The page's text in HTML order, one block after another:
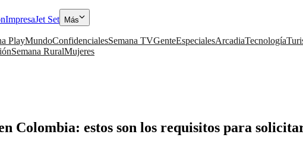
ImpresaJet Set Más
PlayMundoConfidencialesSemana TVGenteEspecialesArcadiaTecnología
Semana RuralMujeres
Colombia: estos son los requisitos para